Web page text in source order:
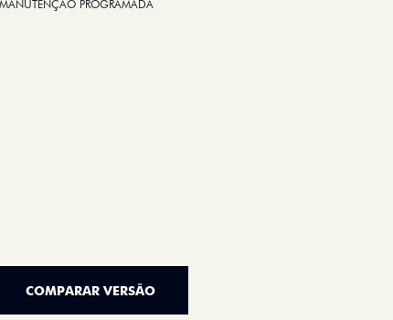
PROGRAMADA
COMPARAR VERSÃO